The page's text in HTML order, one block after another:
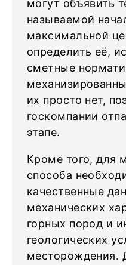
могут объявить
называемой
максимальной
определить её,
сметные
их просто нет,
госкомпании
этапе.
Кроме того, для
способа
качественные
механических
горных пород и
геологических
месторождения.